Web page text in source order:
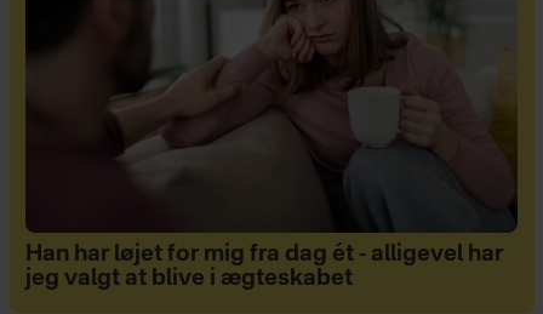
Han har løjet for mig fra dag ét - alligevel har
jeg valgt at blive i ægteskabet